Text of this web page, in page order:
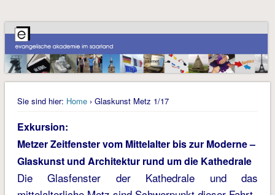
Sie sind hier: Home› Glaskunst Metz 1/17
Exkursion:
Metzer Zeitfenster vom Mittelalter bis zur Moderne –
Glaskunst und Architektur rund um die Kathedrale
Die Glasfenster der Kathedrale und das